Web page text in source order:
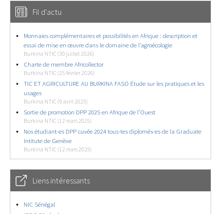
Fil d'actu
Monnaies complémentaires et possibilités en Afrique : description et
essai de mise en œuvre dans le domaine de l’agroécologie
Burkina NTIC (30 juillet 2026)
Charte de membre Africollector
Burkina NTIC (25 février 2026)
TIC ET AGRICULTURE AU BURKINA FASO Étude sur les pratiques et les
usages
Burkina NTIC (9 avril 2025)
Sortie de promotion DPP 2025 en Afrique de l’Ouest
Burkina NTIC (12 mars 2025)
Nos étudiant-es DPP cuvée 2024 tous-tes diplomés-es de la Graduate
Intitute de Genève
Burkina NTIC (12 mars 2025)
Liens intéressants
NIC Sénégal